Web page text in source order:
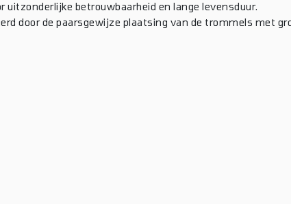
betrouwbaarheid en lange levensduur.
door de paarsgewijze plaatsing van de trommels met